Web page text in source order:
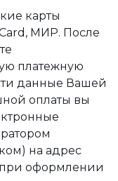
карты
МИР. После
платежную
данные Вашей
оплаты вы
на адрес
при оформлении